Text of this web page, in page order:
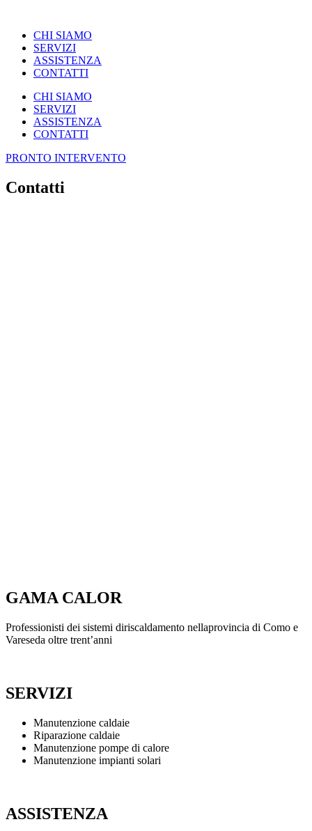
CHI SIAMO
SERVIZI
ASSISTENZA
CONTATTI
CHI SIAMO
SERVIZI
ASSISTENZA
CONTATTI
PRONTO INTERVENTO
Contatti
GAMA CALOR
Professionisti dei sistemi diriscaldamento nellaprovincia di Como e
Vareseda oltre trent’anni
SERVIZI
Manutenzione caldaie
Riparazione caldaie
Manutenzione pompe di calore
Manutenzione impianti solari
ASSISTENZA